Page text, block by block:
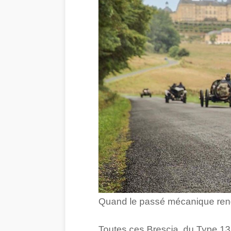
Quand le passé mécanique